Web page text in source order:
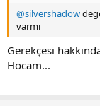
@silvershadow
varmı
Gerekçesi
Hocam...